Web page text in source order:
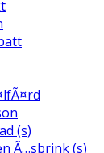
(s)
Ã…sbrink (s)